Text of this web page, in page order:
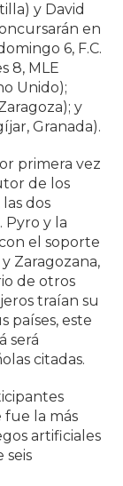
y David
en
6, F.C.
8, MLE
Unido);
y
Granada).
primera vez
de los
dos
Pyro y la
el soporte
Zaragozana,
de otros
traían su
países, este
será
citadas.
fue la más
artificiales
seis